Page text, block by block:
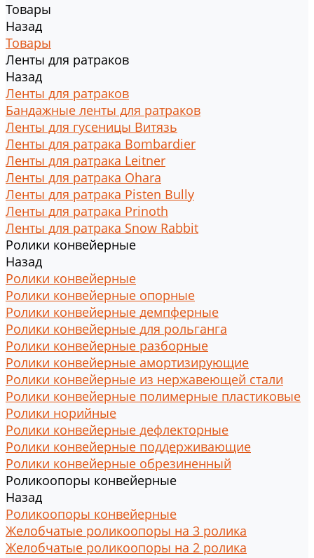
Товары
Назад
Товары
Ленты для ратраков
Назад
Ленты для ратраков
Бандажные ленты для ратраков
Ленты для гусеницы Витязь
Ленты для ратрака Bombardier
Ленты для ратрака Leitner
Ленты для ратрака Ohara
Ленты для ратрака Pisten Bully
Ленты для ратрака Prinoth
Ленты для ратрака Snow Rabbit
Ролики конвейерные
Назад
Ролики конвейерные
Ролики конвейерные опорные
Ролики конвейерные демпферные
Ролики конвейерные для рольганга
Ролики конвейерные разборные
Ролики конвейерные амортизирующие
Ролики конвейерные из нержавеющей стали
Ролики конвейерные полимерные пластиковые
Ролики норийные
Ролики конвейерные дефлекторные
Ролики конвейерные поддерживающие
Ролики конвейерные обрезиненный
Роликоопоры конвейерные
Назад
Роликоопоры конвейерные
Желобчатые роликоопоры на 3 ролика
Желобчатые роликоопоры на 2 ролика